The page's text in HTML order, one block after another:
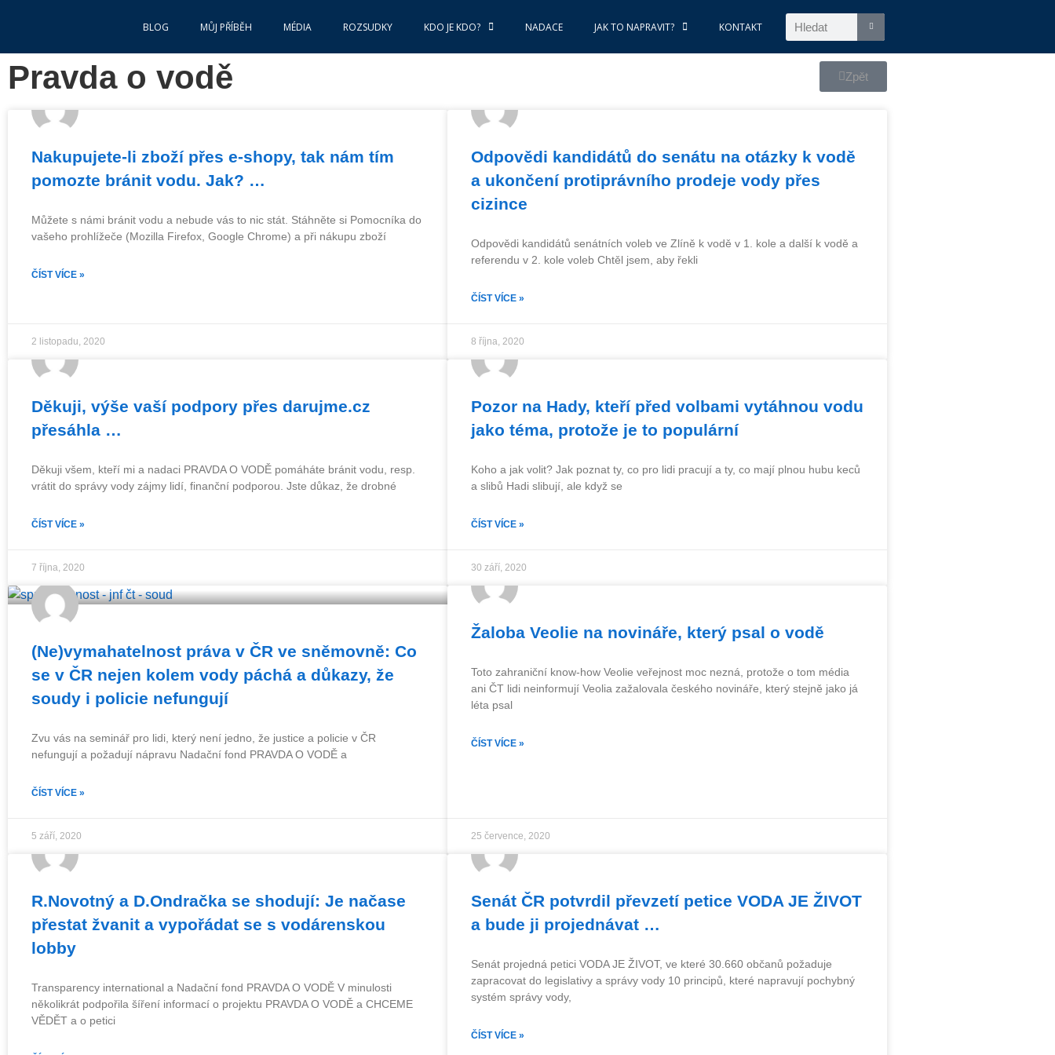
BLOG MŮJ PŘÍBĚH MÉDIA ROZSUDKY KDO JE KDO? NADACE JAK TO NAPRAVIT? KONTAKT
Pravda o vodě Zpět
Nakupujete-li zboží přes e-shopy, tak nám tím
pomozte bránit vodu. Jak? …
Můžete s námi bránit vodu a nebude vás to nic stát. Stáhněte si Pomocníka do
vašeho prohlížeče (Mozilla Firefox, Google Chrome) a při nákupu zboží
ČÍST VÍCE »
2 listopadu, 2020
Odpovědi kandidátů do senátu na otázky k vodě
a ukončení protiprávního prodeje vody přes
cizince
Odpovědi kandidátů senátních voleb ve Zlíně k vodě v 1. kole a další k vodě a
referendu v 2. kole voleb Chtěl jsem, aby řekli
ČÍST VÍCE »
8 října, 2020
Děkuji, výše vaší podpory přes darujme.cz
přesáhla …
Děkuji všem, kteří mi a nadaci PRAVDA O VODĚ pomáháte bránit vodu, resp.
vrátit do správy vody zájmy lidí, finanční podporou. Jste důkaz, že drobné
ČÍST VÍCE »
7 října, 2020
Pozor na Hady, kteří před volbami vytáhnou vodu
jako téma, protože je to populární
Koho a jak volit? Jak poznat ty, co pro lidi pracují a ty, co mají plnou hubu keců
a slibů Hadi slibují, ale když se
ČÍST VÍCE »
30 září, 2020
(Ne)vymahatelnost práva v ČR ve sněmovně: Co
se v ČR nejen kolem vody páchá a důkazy, že
soudy i policie nefungují
Zvu vás na seminář pro lidi, který není jedno, že justice a policie v ČR
nefungují a požadují nápravu Nadační fond PRAVDA O VODĚ a
ČÍST VÍCE »
5 září, 2020
Žaloba Veolie na novináře, který psal o vodě
Toto zahraniční know-how Veolie veřejnost moc nezná, protože o tom média
ani ČT lidi neinformují Veolia zažalovala českého novináře, který stejně jako já
léta psal
ČÍST VÍCE »
25 července, 2020
R.Novotný a D.Ondračka se shodují: Je načase
přestat žvanit a vypořádat se s vodárenskou
lobby
Transparency international a Nadační fond PRAVDA O VODĚ V minulosti
několikrát podpořila šíření informací o projektu PRAVDA O VODĚ a CHCEME
VĚDĚT a o petici
Senát ČR potvrdil převzetí petice VODA JE ŽIVOT
a bude ji projednávat …
Senát projedná petici VODA JE ŽIVOT, ve které 30.660 občanů požaduje
zapracovat do legislativy a správy vody 10 principů, které napravují pochybný
systém správy vody,
ČÍST VÍCE »